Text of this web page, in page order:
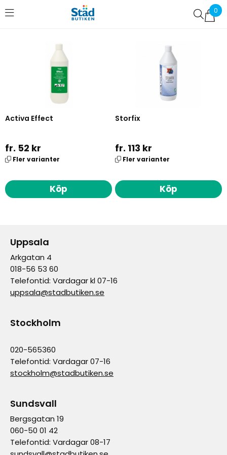
0
Favoriter (0)
Activa Effect
fr. 52 kr
Fler varianter
Köp
Storfix
fr. 113 kr
Fler varianter
Köp
Uppsala
Arkgatan 4
018-56 53 60
Telefontid: Vardagar kl 07-16
uppsala@stadbutiken.se
Stockholm
020-565360
Telefontid: Vardagar 07-16
stockholm@stadbutiken.se
Sundsvall
Bergsgatan 19
060-50 01 42
Telefontid: Vardagar 08-17